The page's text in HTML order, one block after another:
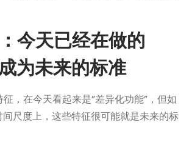
今天已经在做的
为未来的标准
，在今天看起来是”差异化功能”，但如
尺度上，这些特征很可能就是未来的标